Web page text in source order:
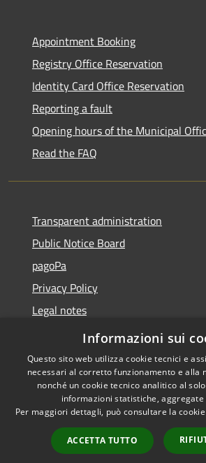
Appointment Booking
Registry Office Reservation
Identity Card Office Reservation
Reporting a fault
Opening hours of the Municipal
Read the FAQ
Transparent administration
Public Notice Board
pagoPa
Privacy Policy
Legal notes
Accessibility Statement
Accessibility
Informazioni sui
Questo sito web utilizza cookie tecnici e
necessari al corretto funzionamento e alla
nonché un cookie tecnico analitico al
informazioni statistiche, aggregate
Per maggiori dettagli, può consultare la
ACCETTA TUTTO